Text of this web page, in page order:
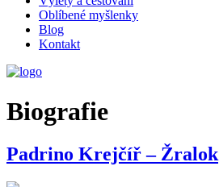
Oblíbené myšlenky
Blog
Kontakt
Biografie
Padrino Krejčíř – Žralok